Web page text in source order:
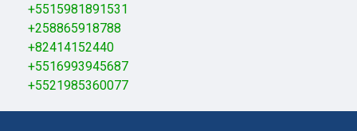
+5515981891531
+258865918788
+82414152440
+5516993945687
+5521985360077